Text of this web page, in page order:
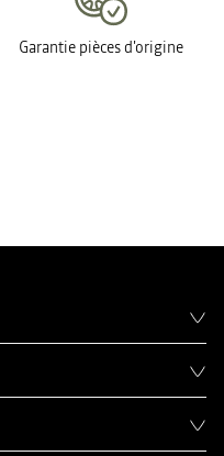
Garantie pièces d'origine